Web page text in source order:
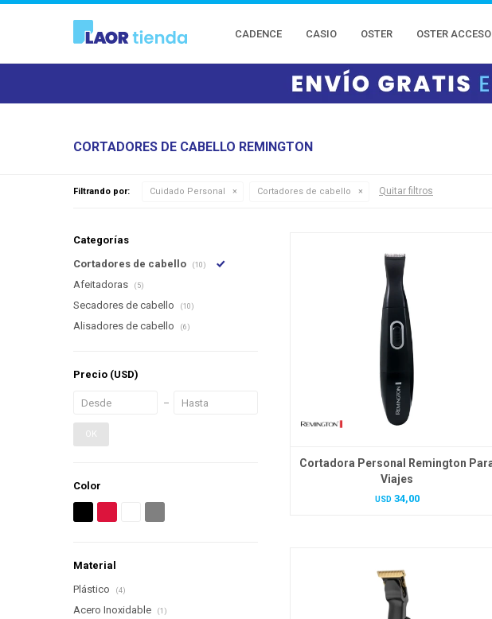
CADENCE CASIO OSTER OSTER
CORTADORES DE CABELLO REMINGTON
Filtrando por: Cuidado Personal Cortadores de cabello Quitar filtros
Cortadora Personal Remington
Viajes
USD 34,00
Categorías
Cortadores de cabello
(10)
Afeitadoras (5)
Secadores de cabello (10)
Alisadores de cabello (6)
Precio (USD)
OK
Color
Material
Plástico
(4)
Acero Inoxidable (1)